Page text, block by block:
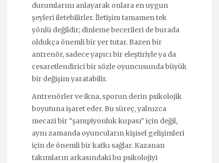
durumlarını anlayarak onlara en uygun
şeyleri iletebilirler. İletişim tamamen tek
yönlü değildir; dinleme becerileri de burada
oldukça önemli bir yer tutar. Bazen bir
antrenör, sadece yapıcı bir eleştiriyle ya da
cesaretlendirici bir sözle oyuncusunda büyük
bir değişim yaratabilir.
Antrenörler ve ikna, sporun derin psikolojik
boyutuna işaret eder. Bu süreç, yalnızca
mecazi bir “şampiyonluk kupası” için değil,
aynı zamanda oyuncuların kişisel gelişimleri
için de önemli bir katkı sağlar. Kazanan
takımların arkasındaki bu psikolojiyi